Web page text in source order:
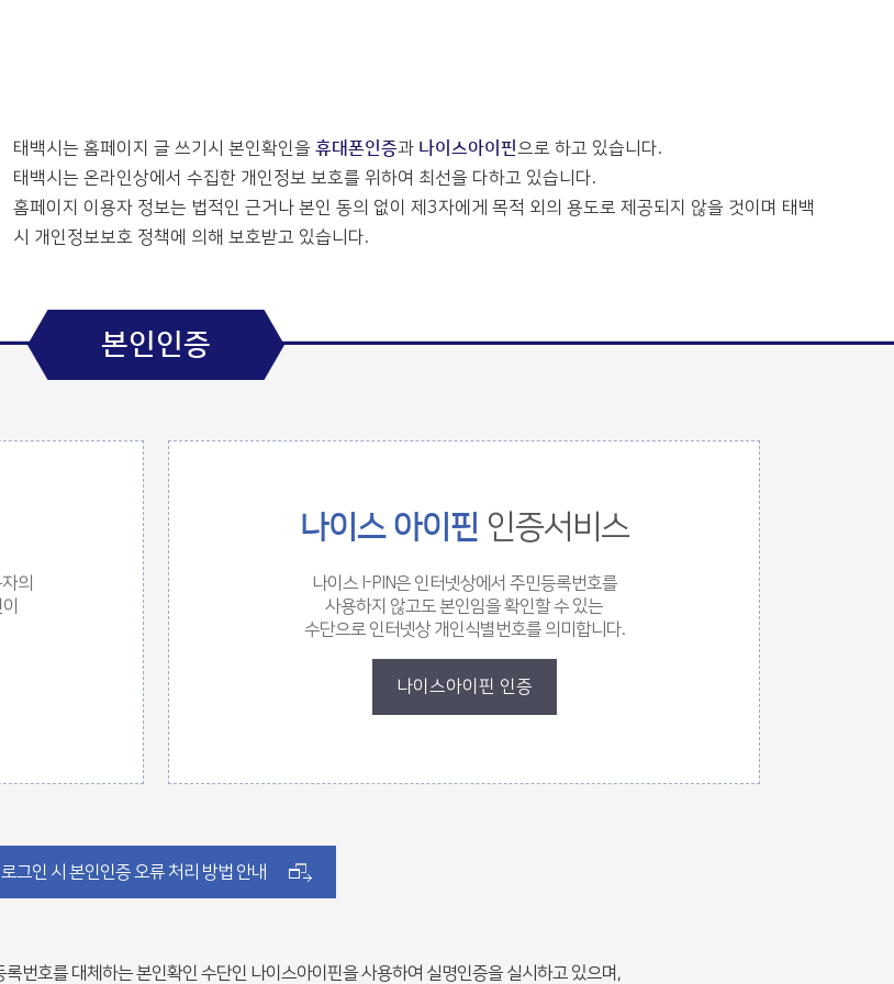
태백시는 홈페이지 글 쓰기시 본인확인을 휴대폰인증과 나이스아이핀으로 하고 있습니다.
태백시는 온라인상에서 수집한 개인정보 보호를 위하여 최선을 다하고 있습니다.
홈페이지 이용자 정보는 법적인 근거나 본인 동의 없이 제3자에게 목적 외의 용도로 제공되지 않을 것이며 태백
시 개인정보보호 정책에 의해 보호받고 있습니다.
본인인증
의
나이스 아이핀 인증서비스
나이스 I-PIN은 인터넷상에서 주민등록번호를
사용하지 않고도 본인임을 확인할 수 있는
수단으로 인터넷상 개인식별번호를 의미합니다.
나이스아이핀 인증
로그인 시 본인인증 오류 처리 방법 안내
번호를 대체하는 본인확인 수단인 나이스아이핀을 사용하여 실명인증을 실시하고 있으며,